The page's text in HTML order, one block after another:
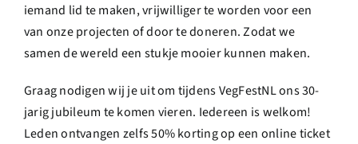
iemand lid te maken, vrijwilliger te worden voor een
van onze projecten of door te doneren. Zodat we
samen de wereld een stukje mooier kunnen maken.
Graag nodigen wij je uit om tijdens VegFestNL ons 30-
jarig jubileum te komen vieren. Iedereen is welkom!
Leden ontvangen zelfs 50% korting op een online ticket